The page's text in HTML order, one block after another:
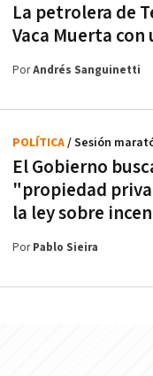
La petrolera de
Vaca Muerta
PorAndrés Sanguinetti
El Gobierno
"propiedad
la ley sobre
POLÍTICA/ Sesión
PorPablo Sieira